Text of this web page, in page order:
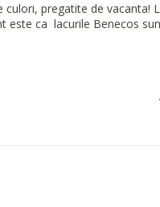
pregatite de vacanta!
este ca lacurile Benecos